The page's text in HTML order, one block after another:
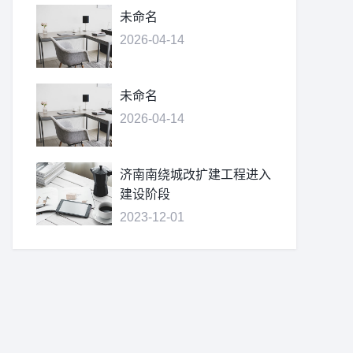
未命名
2026-04-14
未命名
2026-04-14
济南南绕城改扩建工程进入
建设阶段
2023-12-01